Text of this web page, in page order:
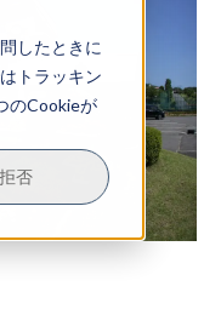
したときに
トラッキン
のCookieが
拒否